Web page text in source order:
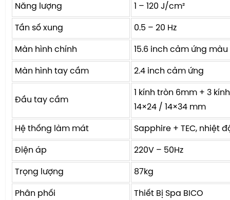
Năng lượng 1 – 120 J/cm²
Tần số xung 0.5 – 20 Hz
Màn hình chính 15.6 inch cảm ứng màu
Màn hình tay cầm 2.4 inch cảm ứng
Đầu tay cầm
1 kính tròn 6mm + 3
14×24 / 14×34 mm
Hệ thống làm mát Sapphire + TEC, nhiệt
Điện áp 220V – 50Hz
Trọng lượng 87kg
Phân phối Thiết Bị Spa BICO